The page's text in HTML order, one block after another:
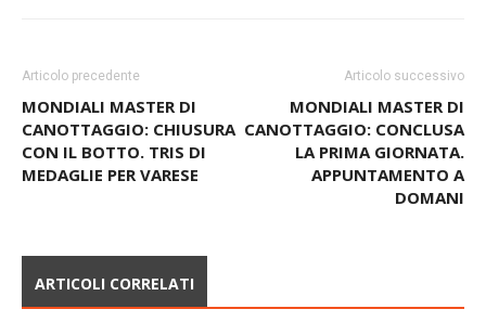
Articolo precedente
MONDIALI MASTER DI
CANOTTAGGIO: CHIUSURA
CON IL BOTTO. TRIS DI
MEDAGLIE PER VARESE
Articolo successivo
MONDIALI MASTER DI
CANOTTAGGIO: CONCLUSA
LA PRIMA GIORNATA.
APPUNTAMENTO A
DOMANI
ARTICOLI CORRELATI